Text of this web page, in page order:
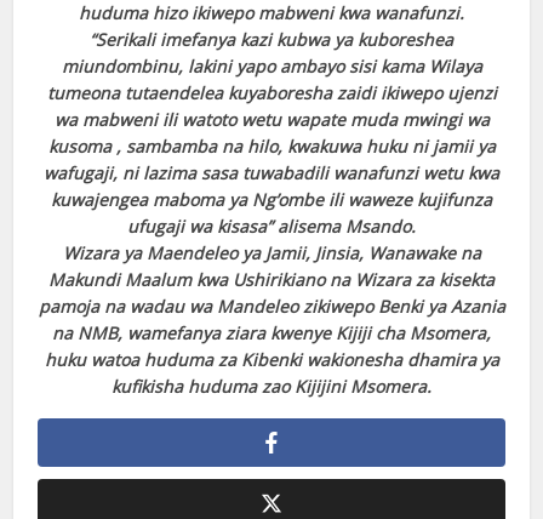
huduma hizo ikiwepo mabweni kwa wanafunzi.
“Serikali imefanya kazi kubwa ya kuboreshea
miundombinu, lakini yapo ambayo sisi kama Wilaya
tumeona tutaendelea kuyaboresha zaidi ikiwepo ujenzi
wa mabweni ili watoto wetu wapate muda mwingi wa
kusoma , sambamba na hilo, kwakuwa huku ni jamii ya
wafugaji, ni lazima sasa tuwabadili wanafunzi wetu kwa
kuwajengea maboma ya Ng’ombe ili waweze kujifunza
ufugaji wa kisasa” alisema Msando.
Wizara ya Maendeleo ya Jamii, Jinsia, Wanawake na
Makundi Maalum kwa Ushirikiano na Wizara za kisekta
pamoja na wadau wa Mandeleo zikiwepo Benki ya Azania
na NMB, wamefanya ziara kwenye Kijiji cha Msomera,
huku watoa huduma za Kibenki wakionesha dhamira ya
kufikisha huduma zao Kijijini Msomera.